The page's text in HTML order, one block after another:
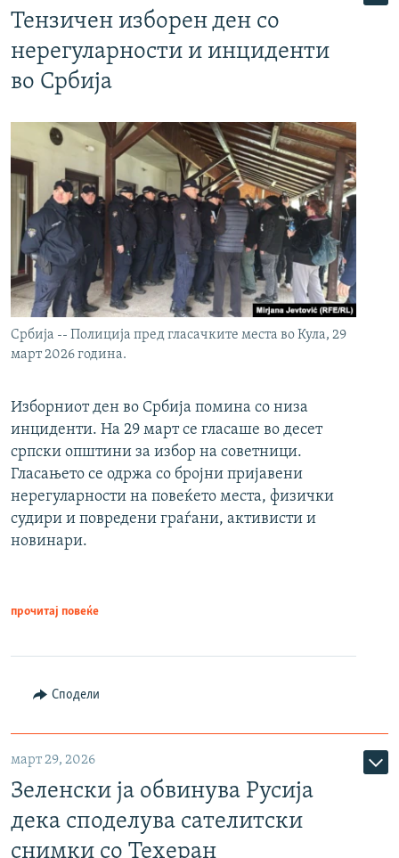
Тензичен изборен ден со
нерегуларности и инциденти
во Србија
Србија -- Полиција пред гласачките места во Кула, 29
март 2026 година.
Изборниот ден во Србија помина со низа
инциденти. На 29 март се гласаше во десет
српски општини за избор на советници.
Гласањето се одржа со бројни пријавени
нерегуларности на повеќето места, физички
судири и повредени граѓани, активисти и
новинари.
прочитај повеќе
Сподели
март 29, 2026
Зеленски ја обвинува Русија
дека споделува сателитски
снимки со Техеран